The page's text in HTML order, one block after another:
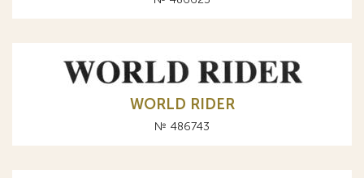
WORLD RIDER
№ 486743